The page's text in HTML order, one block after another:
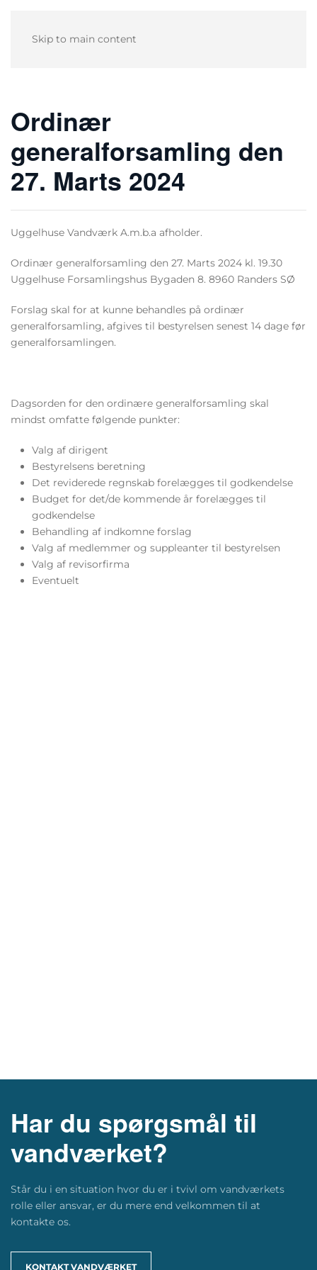
Skip to main content
Ordinær
generalforsamling den
27. Marts 2024
Uggelhuse Vandværk A.m.b.a afholder.
Ordinær generalforsamling den 27. Marts 2024 kl. 19.30
Uggelhuse Forsamlingshus Bygaden 8. 8960 Randers SØ
Forslag skal for at kunne behandles på ordinær
generalforsamling, afgives til bestyrelsen senest 14 dage før
generalforsamlingen.
Dagsorden for den ordinære generalforsamling skal
mindst omfatte følgende punkter:
Valg af dirigent
Bestyrelsens beretning
Det reviderede regnskab forelægges til godkendelse
Budget for det/de kommende år forelægges til
godkendelse
Behandling af indkomne forslag
Valg af medlemmer og suppleanter til bestyrelsen
Valg af revisorfirma
Eventuelt
Har du spørgsmål til
vandværket?
Står du i en situation hvor du er i tvivl om vandværkets
rolle eller ansvar, er du mere end velkommen til at
kontakte os.
KONTAKT VANDVÆRKET